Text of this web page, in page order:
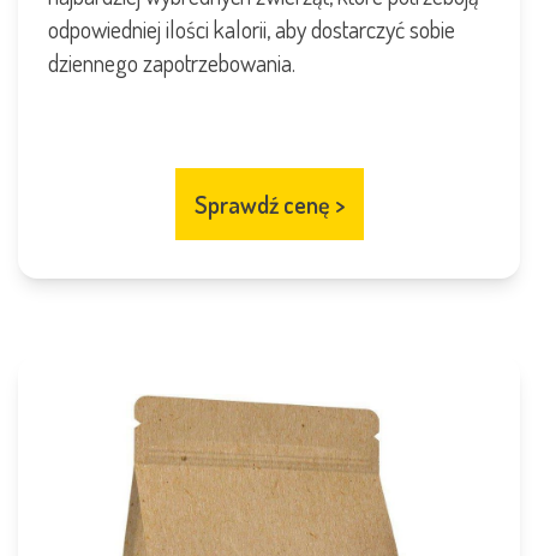
odpowiedniej ilości kalorii, aby dostarczyć sobie
dziennego zapotrzebowania.
Sprawdź cenę >